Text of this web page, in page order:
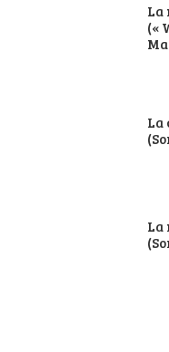
La
(«
La
La